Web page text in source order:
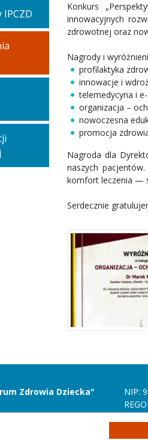
Konkurs
innowacyjnych
zdrowotnej oraz
Nagrody i
profilaktyka
innowacje i
telemedycyna i
organizacja –
nowoczesna
promocja
Nagroda dla
naszych
komfort leczenia —
Serdecznie
Zdrowia Dziecka"
NIP: